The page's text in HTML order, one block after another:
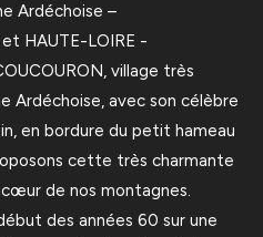
Ardéchoise –
HAUTE-LOIRE -
village très
Ardéchoise, avec son célèbre
en bordure du petit hameau
cette très charmante
de nos montagnes.
des années 60 sur une